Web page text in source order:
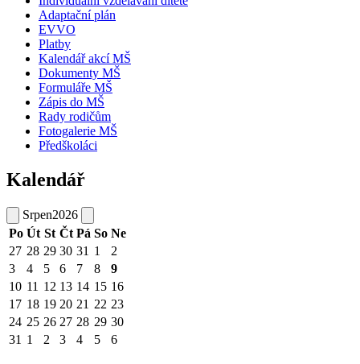
Adaptační plán
EVVO
Platby
Kalendář akcí MŠ
Dokumenty MŠ
Formuláře MŠ
Zápis do MŠ
Rady rodičům
Fotogalerie MŠ
Předškoláci
Kalendář
Srpen2026
Po Út St Čt Pá So Ne
27 28 29 30 31 1
2
3
4 5 6 7 8
9
10 11 12 13 14 15 16
17 18 19 20 21 22 23
24 25 26 27 28 29 30
31 1 2 3 4 5 6